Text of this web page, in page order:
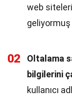
web
geliyormuş
02
Oltalama
bilgilerini
kullanıcı